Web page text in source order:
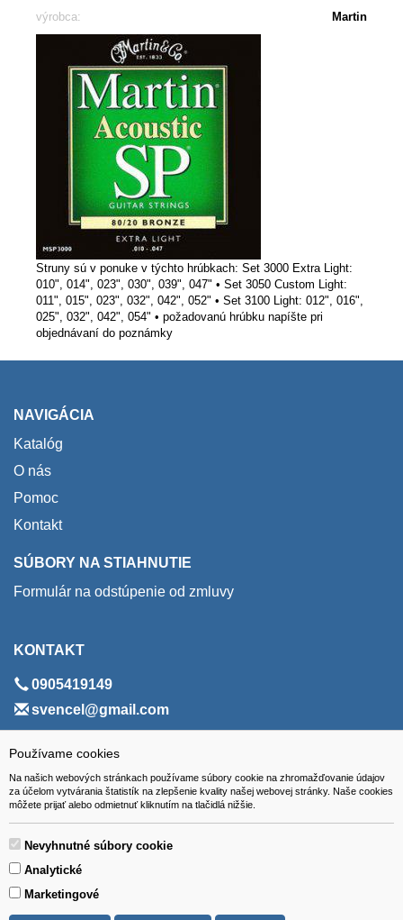
Používame cookies
Na našich webových stránkach používame súbory cookie na zhromažďovanie údajov
za účelom vytvárania štatistík na zlepšenie kvality našej webovej stránky. Naše cookies
môžete prijať alebo odmietnuť kliknutím na tlačidlá nižšie.
Nevyhnutné súbory cookie
Analytické
Marketingové
výrobca:
Martin
Struny sú v ponuke v týchto hrúbkach: Set 3000 Extra Light:
010", 014", 023", 030", 039", 047" • Set 3050 Custom Light:
011", 015", 023", 032", 042", 052" • Set 3100 Light: 012", 016",
025", 032", 042", 054" • požadovanú hrúbku napíšte pri
objednávaní do poznámky
NAVIGÁCIA
Katalóg
O nás
Pomoc
Kontakt
SÚBORY NA STIAHNUTIE
Formulár na odstúpenie od zmluvy
KONTAKT
0905419149
svencel@gmail.com
ADRESA
VEST - tech s.r.o.
Hviezdoslavova 280/6, 965 01 Žiar nad Hronom
Slovakia (Slovak Republic)